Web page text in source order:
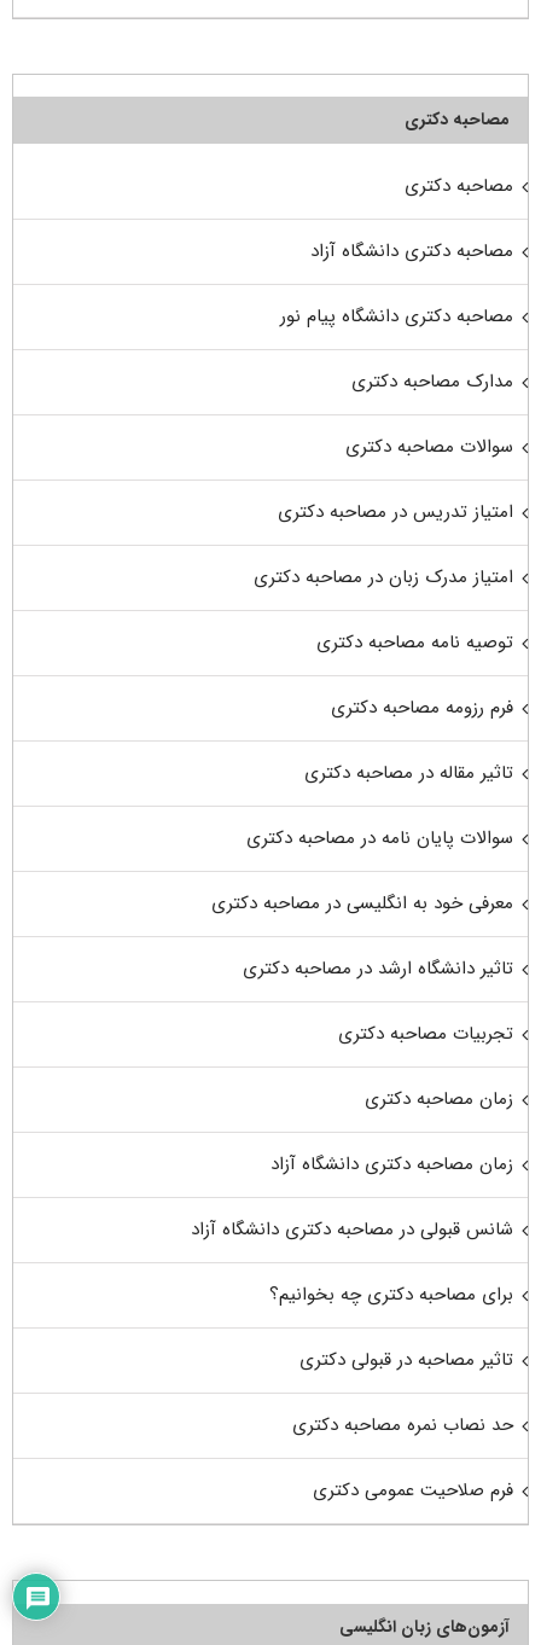
مصاحبه دکتری
مصاحبه دکتری
مصاحبه دکتری دانشگاه آزاد
مصاحبه دکتری دانشگاه پیام نور
مدارک مصاحبه دکتری
سوالات مصاحبه دکتری
امتیاز تدریس در مصاحبه دکتری
امتیاز مدرک زبان در مصاحبه دکتری
توصیه نامه مصاحبه دکتری
فرم رزومه مصاحبه دکتری
تاثیر مقاله در مصاحبه دکتری
سوالات پایان نامه در مصاحبه دکتری
معرفی خود به انگلیسی در مصاحبه دکتری
تاثیر دانشگاه ارشد در مصاحبه دکتری
تجربیات مصاحبه دکتری
زمان مصاحبه دکتری
زمان مصاحبه دکتری دانشگاه آزاد
شانس قبولی در مصاحبه دکتری دانشگاه آزاد
برای مصاحبه دکتری چه بخوانیم؟
تاثیر مصاحبه در قبولی دکتری
حد نصاب نمره مصاحبه دکتری
فرم صلاحیت عمومی دکتری
آزمون‌های زبان انگلیسی